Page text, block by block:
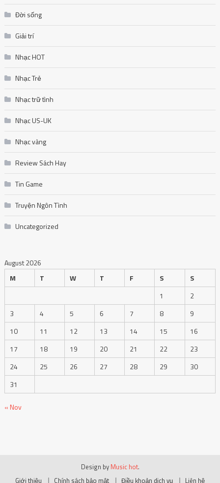
Đời sống
Giải trí
Nhạc HOT
Nhạc Trẻ
Nhạc trữ tình
Nhạc US-UK
Nhạc vàng
Review Sách Hay
Tin Game
Truyện Ngôn Tình
Uncategorized
August 2026
M
T W T F S
S
1
2
3
4 5 6 7 8
9
10
11 12 13 14 15
16
17
18 19 20 21 22
23
24
25 26 27 28 29
30
31
« Nov
Design by Music hot.
Giới thiệu
Chính sách bảo mật Điều khoản dịch vụ Liên hệ